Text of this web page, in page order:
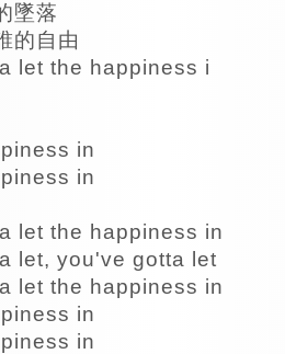
墜落
的自由
let the happiness i
in
in
let the happiness in
let, you've gotta let
let the happiness in
in
in